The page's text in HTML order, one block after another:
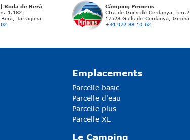
Roda de Berà
1.182
Tarragona
Càmping Pirineus
Ctra de Guils de Cerdanya, km.2
17528 Guils de Cerdanya, Girona
+34 972 88 10 62
Emplacements
Parcelle basic
Parcelle d'eau
Parcelle plus
Parcelle XL
Le Camping